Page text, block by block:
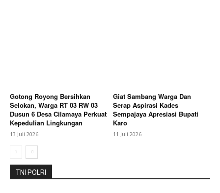
Subscription Plans
My account
Bagikan Artikel
Berita Lainnya
Panggil Oknum PAW Kades Ciruluk: Jangan Hukum
Gotong Royong Bersihkan
Selokan, Warga RT 03 RW 03
Dusun 6 Desa Cilamaya Perkuat
Kepedulian Lingkungan
13 Juli 2026
Giat Sambang Warga Dan
Serap Aspirasi Kades
Sempajaya Apresiasi Bupati
Karo
11 Juli 2026
TNI POLRI